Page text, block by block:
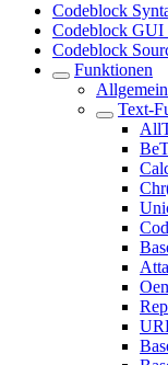
Codeblock
Codeblock GUI
Codeblock
Funktionen
Text-